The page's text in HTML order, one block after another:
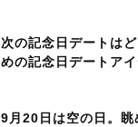
次の記念日デートは
めの記念日デートア
9月20日は空の日。